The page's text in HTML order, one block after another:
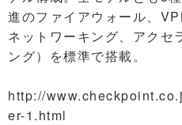
進のファイアウォール、
ネットワーキング、アクセ
ング）を標準で搭載。
http://
er-1.html